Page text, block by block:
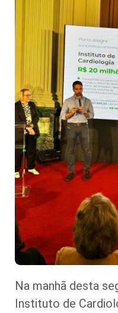
Na manhã desta
Instituto de